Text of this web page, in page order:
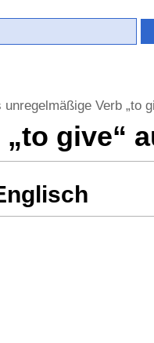
unregelmäßige Verb „to
give“